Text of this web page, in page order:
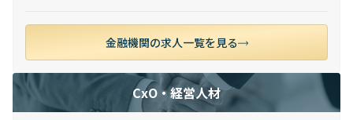
金融機関の求人一覧を見る
CxO・経営人材